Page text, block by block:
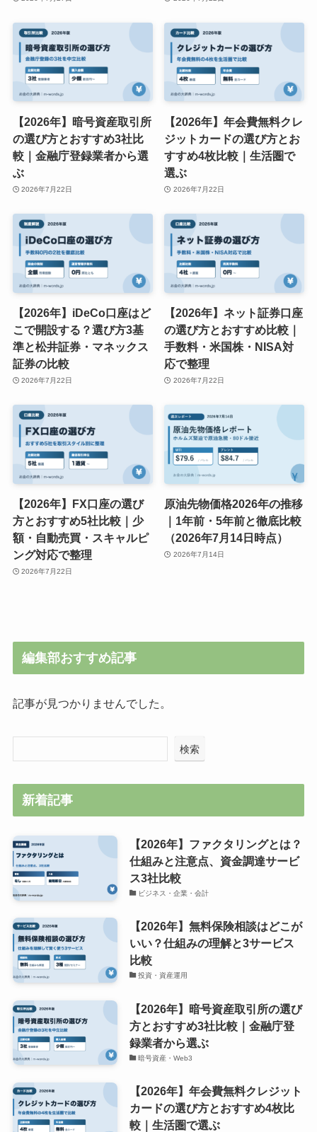
【2026年】暗号資産取引所
の選び方とおすすめ3社比
較｜金融庁登録業者から選
ぶ
2026年7月22日
【2026年】年会費無料クレ
ジットカードの選び方とお
すすめ4枚比較｜生活圏で
選ぶ
2026年7月22日
【2026年】iDeCo口座はど
こで開設する？選び方3基
準と松井証券・マネックス
証券の比較
2026年7月22日
【2026年】ネット証券口座
の選び方とおすすめ比較｜
手数料・米国株・NISA対
応で整理
2026年7月22日
【2026年】FX口座の選び
方とおすすめ5社比較｜少
額・自動売買・スキャルピ
ング対応で整理
2026年7月22日
原油先物価格2026年の推移
｜1年前・5年前と徹底比較
（2026年7月14日時点）
2026年7月14日
編集部おすすめ記事
記事が見つかりませんでした。
検索
新着記事
【2026年】ファクタリングとは？
仕組みと注意点、資金調達サービ
ス3社比較
ビジネス・企業・会計
【2026年】無料保険相談はどこが
いい？仕組みの理解と3サービス
比較
投資・資産運用
【2026年】暗号資産取引所の選び
方とおすすめ3社比較｜金融庁登
録業者から選ぶ
暗号資産・Web3
【2026年】年会費無料クレジット
カードの選び方とおすすめ4枚比
較｜生活圏で選ぶ